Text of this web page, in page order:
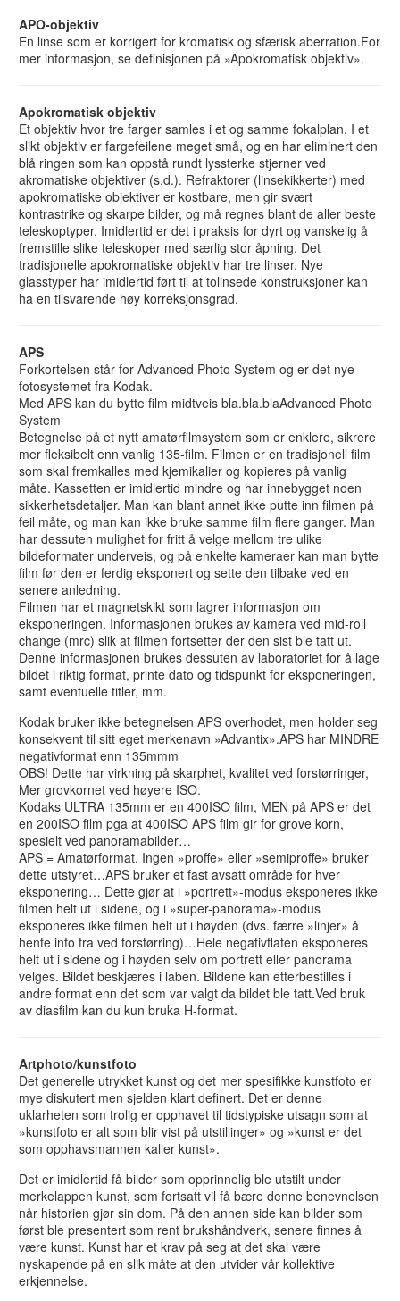
APO-objektiv
En linse som er korrigert for kromatisk og sfærisk aberration.For
mer informasjon, se definisjonen på »Apokromatisk objektiv».
Apokromatisk objektiv
Et objektiv hvor tre farger samles i et og samme fokalplan. I et
slikt objektiv er fargefeilene meget små, og en har eliminert den
blå ringen som kan oppstå rundt lyssterke stjerner ved
akromatiske objektiver (s.d.). Refraktorer (linsekikkerter) med
apokromatiske objektiver er kostbare, men gir svært
kontrastrike og skarpe bilder, og må regnes blant de aller beste
teleskoptyper. Imidlertid er det i praksis for dyrt og vanskelig å
fremstille slike teleskoper med særlig stor åpning. Det
tradisjonelle apokromatiske objektiv har tre linser. Nye
glasstyper har imidlertid ført til at tolinsede konstruksjoner kan
ha en tilsvarende høy korreksjonsgrad.
APS
Forkortelsen står for Advanced Photo System og er det nye
fotosystemet fra Kodak.
Med APS kan du bytte film midtveis bla.bla.blaAdvanced Photo
System
Betegnelse på et nytt amatørfilmsystem som er enklere, sikrere
mer fleksibelt enn vanlig 135-film. Filmen er en tradisjonell film
som skal fremkalles med kjemikalier og kopieres på vanlig
måte. Kassetten er imidlertid mindre og har innebygget noen
sikkerhetsdetaljer. Man kan blant annet ikke putte inn filmen på
feil måte, og man kan ikke bruke samme film flere ganger. Man
har dessuten mulighet for fritt å velge mellom tre ulike
bildeformater underveis, og på enkelte kameraer kan man bytte
film før den er ferdig eksponert og sette den tilbake ved en
senere anledning.
Filmen har et magnetskikt som lagrer informasjon om
eksponeringen. Informasjonen brukes av kamera ved mid-roll
change (mrc) slik at filmen fortsetter der den sist ble tatt ut.
Denne informasjonen brukes dessuten av laboratoriet for å lage
bildet i riktig format, printe dato og tidspunkt for eksponeringen,
samt eventuelle titler, mm.
Kodak bruker ikke betegnelsen APS overhodet, men holder seg
konsekvent til sitt eget merkenavn »Advantix».APS har MINDRE
negativformat enn 135mmm
OBS! Dette har virkning på skarphet, kvalitet ved forstørringer,
Mer grovkornet ved høyere ISO.
Kodaks ULTRA 135mm er en 400ISO film, MEN på APS er det
en 200ISO film pga at 400ISO APS film gir for grove korn,
spesielt ved panoramabilder…
APS = Amatørformat. Ingen »proffe» eller »semiproffe» bruker
dette utstyret…APS bruker et fast avsatt område for hver
eksponering… Dette gjør at i »portrett»-modus eksponeres ikke
filmen helt ut i sidene, og i »super-panorama»-modus
eksponeres ikke filmen helt ut i høyden (dvs. færre »linjer» å
hente info fra ved forstørring)…Hele negativflaten eksponeres
helt ut i sidene og i høyden selv om portrett eller panorama
velges. Bildet beskjæres i laben. Bildene kan etterbestilles i
andre format enn det som var valgt da bildet ble tatt.Ved bruk
av diasfilm kan du kun bruka H-format.
Artphoto/kunstfoto
Det generelle utrykket kunst og det mer spesifikke kunstfoto er
mye diskutert men sjelden klart definert. Det er denne
uklarheten som trolig er opphavet til tidstypiske utsagn som at
»kunstfoto er alt som blir vist på utstillinger» og »kunst er det
som opphavsmannen kaller kunst».
Det er imidlertid få bilder som opprinnelig ble utstilt under
merkelappen kunst, som fortsatt vil få bære denne benevnelsen
når historien gjør sin dom. På den annen side kan bilder som
først ble presentert som rent brukshåndverk, senere finnes å
være kunst. Kunst har et krav på seg at det skal være
nyskapende på en slik måte at den utvider vår kollektive
erkjennelse.